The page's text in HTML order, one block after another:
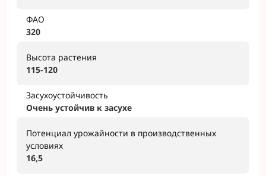
ФАО
320
Высота растения
115-120
Засухоустойчивость
Очень устойчив к засухе
Потенциал урожайности в производственных
условиях
16,5